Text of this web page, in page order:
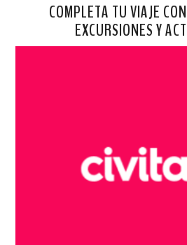
COMPLETA TU VIAJE
EXCURSIONES Y